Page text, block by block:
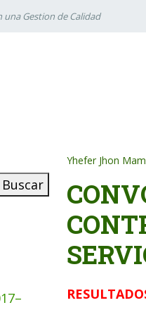
Gestion de Calidad
Yhefer Jhon
Buscar